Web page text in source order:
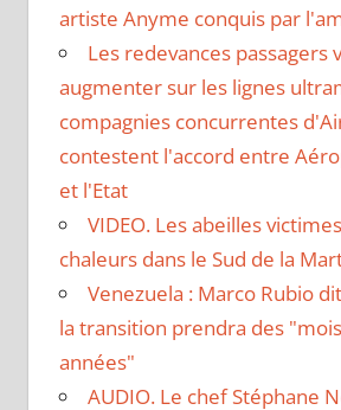
artiste Anyme conquis par
Les redevances passagers
augmenter sur les lignes
compagnies concurrentes
contestent l'accord entre
et l'Etat
VIDEO. Les abeilles
chaleurs dans le Sud de la
Venezuela : Marco Rubio
la transition prendra des
années"
AUDIO. Le chef Stéphane